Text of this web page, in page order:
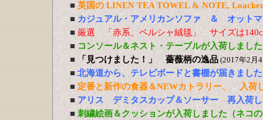
■ 英国の LINEN TEA TOWEL & NOTE,
■ カジュアル・アメリカンソファ ＆ オット
■ 厳選 「赤系、ペルシャ絨毯」 サイズは
■ コンソール＆ネスト・テーブルが入荷しました
■ 「見つけました！」 薔薇柄の逸品 (2017年2月
■ 北海道から、テレビボードと書棚が届きました
■ 定番と新作の食器＆NEWカトラリー、 入荷
■ アリス デミタスカップ＆ソーサー 再入荷し
■ 刺繍絵画＆クッションが入荷しました（ネコ